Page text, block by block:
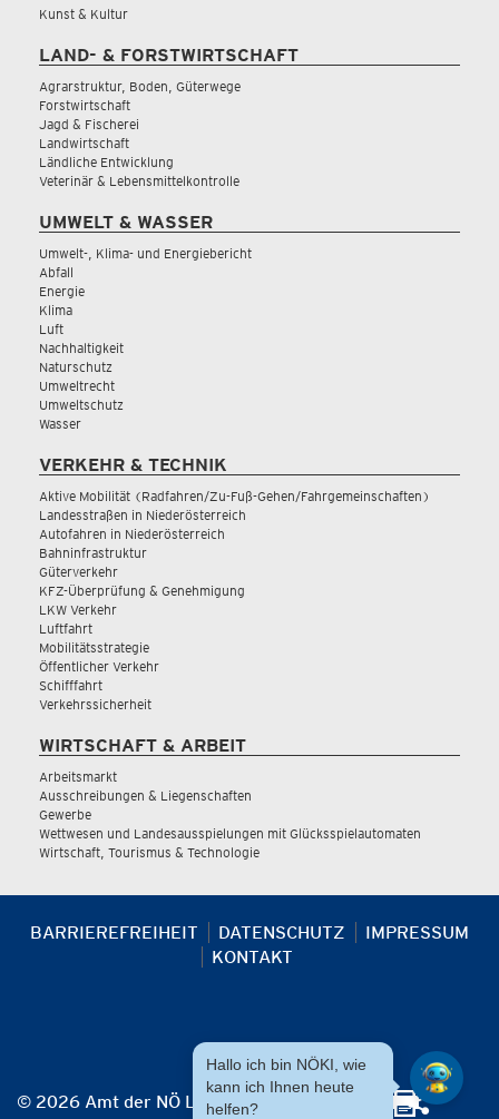
Kunst & Kultur
LAND- & FORSTWIRTSCHAFT
Agrarstruktur, Boden, Güterwege
Forstwirtschaft
Jagd & Fischerei
Landwirtschaft
Ländliche Entwicklung
Veterinär & Lebensmittelkontrolle
UMWELT & WASSER
Umwelt-, Klima- und Energiebericht
Abfall
Energie
Klima
Luft
Nachhaltigkeit
Naturschutz
Umweltrecht
Umweltschutz
Wasser
VERKEHR & TECHNIK
Aktive Mobilität (Radfahren/Zu-Fuß-Gehen/Fahrgemeinschaften)
Landesstraßen in Niederösterreich
Autofahren in Niederösterreich
Bahninfrastruktur
Güterverkehr
KFZ-Überprüfung & Genehmigung
LKW Verkehr
Luftfahrt
Mobilitätsstrategie
Öffentlicher Verkehr
Schifffahrt
Verkehrssicherheit
WIRTSCHAFT & ARBEIT
Arbeitsmarkt
Ausschreibungen & Liegenschaften
Gewerbe
Wettwesen und Landesausspielungen mit Glücksspielautomaten
Wirtschaft, Tourismus & Technologie
BARRIEREFREIHEIT DATENSCHUTZ
IMPRESSUM
KONTAKT
© 2026 Amt der NÖ Landesregierung
Hallo ich bin NÖKI, wie
kann ich Ihnen heute
helfen?